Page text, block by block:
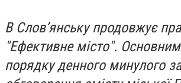
В Слов’янську продовжує
"Ефективне місто".
порядку денного минулого